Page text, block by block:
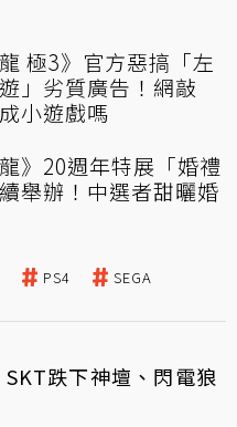
極3》官方惡搞「左
」劣質廣告！網敲
小遊戲嗎
》20週年特展「婚禮
舉辦！中選者甜曬婚
PS4 SEGA
跌下神壇、閃電狼